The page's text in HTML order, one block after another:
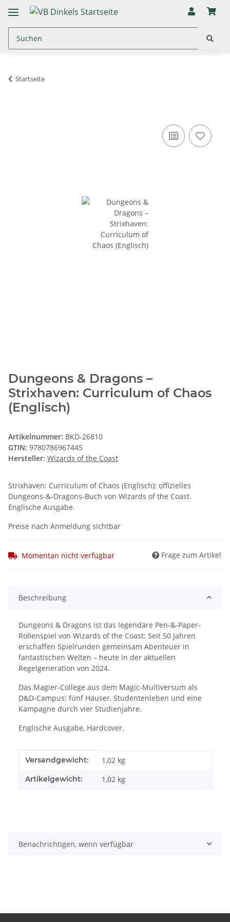
Startseite
Dungeons & Dragons –
Strixhaven: Curriculum of Chaos
(Englisch)
Artikelnummer: BKD-26810
GTIN: 9780786967445
Hersteller: Wizards of the Coast
Strixhaven: Curriculum of Chaos (Englisch): offizielles
Dungeons-&-Dragons-Buch von Wizards of the Coast.
Englische Ausgabe.
Preise nach Anmeldung sichtbar
Momentan nicht verfügbar Frage zum Artikel
Beschreibung
Dungeons & Dragons ist das legendäre Pen-&-Paper-
Rollenspiel von Wizards of the Coast: Seit 50 Jahren
erschaffen Spielrunden gemeinsam Abenteuer in
fantastischen Welten – heute in der aktuellen
Regelgeneration von 2024.
Das Magier-College aus dem Magic-Multiversum als
D&D-Campus: fünf Häuser, Studentenleben und eine
Kampagne durch vier Studienjahre.
Englische Ausgabe, Hardcover.
Produkteigenschaft
Wert
Versandgewicht: 1,02 kg
Artikelgewicht: 1,02 kg
Benachrichtigen, wenn verfügbar